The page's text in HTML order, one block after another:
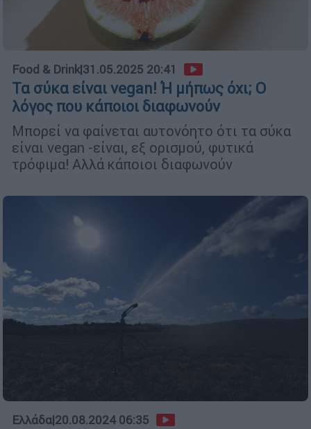
Food & Drink|31.05.2025 20:41
Τα σύκα είναι vegan! Ή μήπως όχι; Ο
λόγος που κάποιοι διαφωνούν
Μπορεί να φαίνεται αυτονόητο ότι τα σύκα
είναι vegan -είναι, εξ ορισμού, φυτικά
τρόφιμα! Αλλά κάποιοι διαφωνούν
Ελλάδα|20.08.2024 06:35